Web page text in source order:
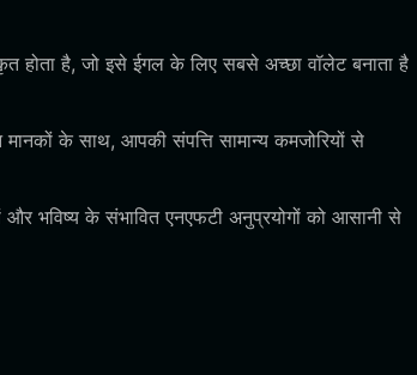
होता है, जो इसे ईगल के लिए सबसे अच्छा वॉलेट बनाता है
के साथ, आपकी संपत्ति सामान्य कमजोरियों से
भविष्य के संभावित एनएफटी अनुप्रयोगों को आसानी से